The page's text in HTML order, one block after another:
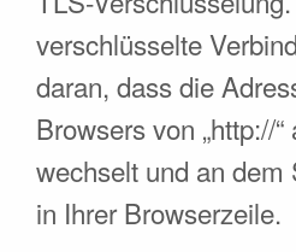
verschlüsselte
daran, dass die
Browsers von „http://“
wechselt und an dem
in Ihrer Browserzeile.